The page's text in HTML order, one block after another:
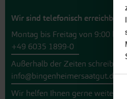
Wir sind telefonisch erreichbar:
Montag bis Freitag von 9:00 bis
+49 6035 1899-0
Außerhalb der Zeiten schreiben
info@bingenheimersaatgut.de
Wir helfen Ihnen gerne weiter.